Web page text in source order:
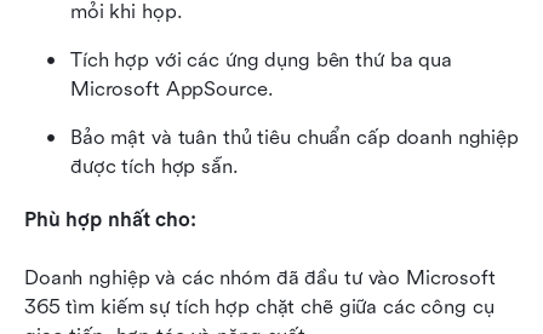
mỏi khi họp.
Tích hợp với các ứng dụng bên thứ ba qua
Microsoft AppSource.
Bảo mật và tuân thủ tiêu chuẩn cấp doanh nghiệp
được tích hợp sẵn.
Phù hợp nhất cho:
Doanh nghiệp và các nhóm đã đầu tư vào Microsoft
365 tìm kiếm sự tích hợp chặt chẽ giữa các công cụ